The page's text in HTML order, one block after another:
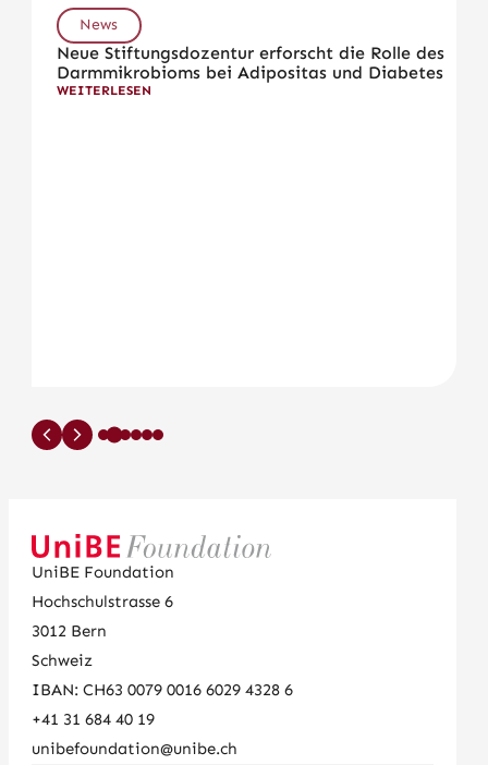
News
Neue Stiftungsdozentur erforscht die Rolle des
Darmmikrobioms bei Adipositas und Diabetes
WEITERLESEN
UniBE Foundation
Hochschulstrasse 6
3012 Bern
Schweiz
IBAN: CH63 0079 0016 6029 4328 6
+41 31 684 40 19
unibefoundation@unibe.ch